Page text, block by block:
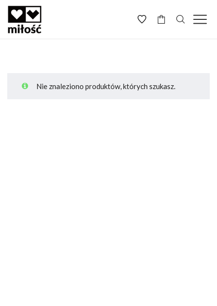
Nie znaleziono produktów, których szukasz.